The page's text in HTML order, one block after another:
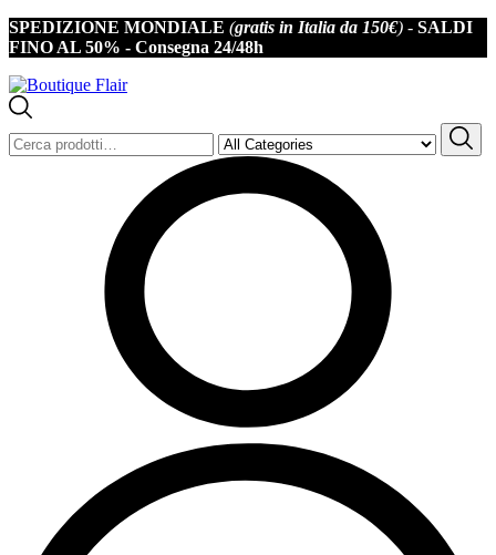
SPEDIZIONE MONDIALE (gratis in Italia da 150€) - SALDI
FINO AL 50% - Consegna 24/48h
Cerca:
Iscriviti alla newsletter per non perderti offerte e novità